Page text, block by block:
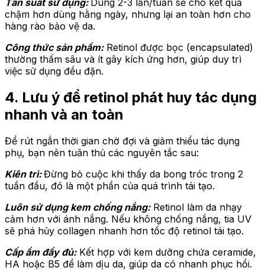
Tần suất sử dụng: Dùng 2-3 lần/tuần sẽ cho kết quả
chậm hơn dùng hằng ngày, nhưng lại an toàn hơn cho
hàng rào bảo vệ da.
Công thức sản phẩm:Retinol được bọc (encapsulated)
thường thấm sâu và ít gây kích ứng hơn, giúp duy trì
việc sử dụng đều đặn.
4. Lưu ý để retinol phát huy tác dụng
nhanh và an toàn
Để rút ngắn thời gian chờ đợi và giảm thiểu tác dụng
phụ, bạn nên tuân thủ các nguyên tắc sau:
Kiên trì:Đừng bỏ cuộc khi thấy da bong tróc trong 2
tuần đầu, đó là một phần của quá trình tái tạo.
Luôn sử dụng kem chống nắng:Retinol làm da nhạy
cảm hơn với ánh nắng. Nếu không chống nắng, tia UV
sẽ phá hủy collagen nhanh hơn tốc độ retinol tái tạo.
Cấp ẩm đầy đủ:Kết hợp với kem dưỡng chứa ceramide,
HA hoặc B5 để làm dịu da, giúp da có nhanh phục hồi.